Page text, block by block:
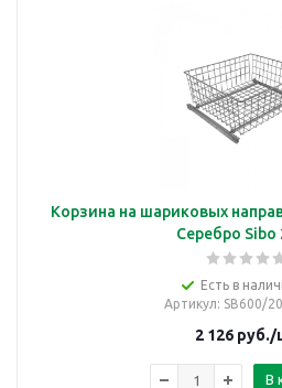
Корзина на шариковых
Серебро Sibo
Есть в
Артикул: SB600/
2 126 руб./
В